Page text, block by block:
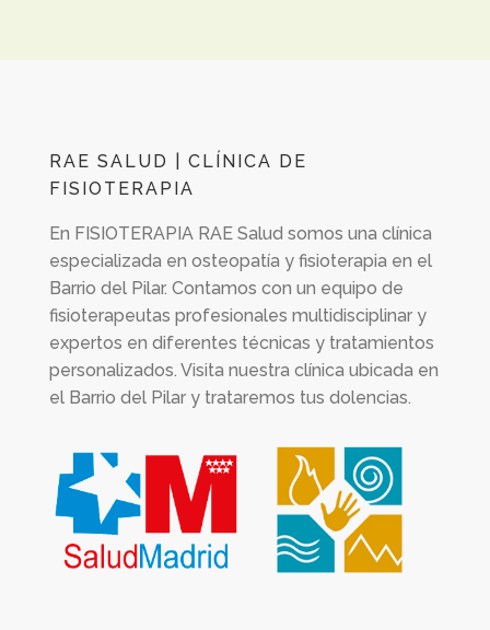
RAE SALUD | CLÍNICA DE
FISIOTERAPIA
En FISIOTERAPIA RAE Salud somos una clínica
especializada en osteopatía y fisioterapia en el
Barrio del Pilar. Contamos con un equipo de
fisioterapeutas profesionales multidisciplinar y
expertos en diferentes técnicas y tratamientos
personalizados. Visita nuestra clínica ubicada en
el Barrio del Pilar y trataremos tus dolencias.